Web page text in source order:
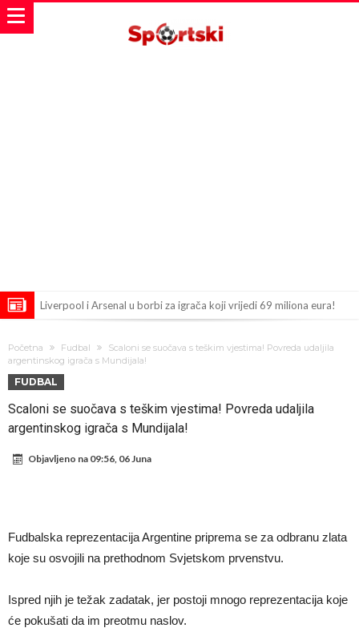
Liverpool i Arsenal u borbi za igrača koji vrijedi 69 miliona eura!
napokon poznat
Engleski reprezentativac optužen za napad u noćnom klubu
Suđenje o smrti Maradone: Noge su mu bile natečene, nije se htio
oprati
Ko je uvjerio Rodrija da izabere Barcelonu?
Početna Fudbal
Scaloni se suočava s teškim vjestima! Povreda udaljila
argentinskog igrača s Mundijala!
FUDBAL
Scaloni se suočava s teškim vjestima! Povreda udaljila
argentinskog igrača s Mundijala!
Objavljeno na 09:56, 06 Juna
Fudbalska reprezentacija Argentine priprema se za odbranu zlata
koje su osvojili na prethodnom Svjetskom prvenstvu.
Ispred njih je težak zadatak, jer postoji mnogo reprezentacija koje
će pokušati da im preotmu naslov.